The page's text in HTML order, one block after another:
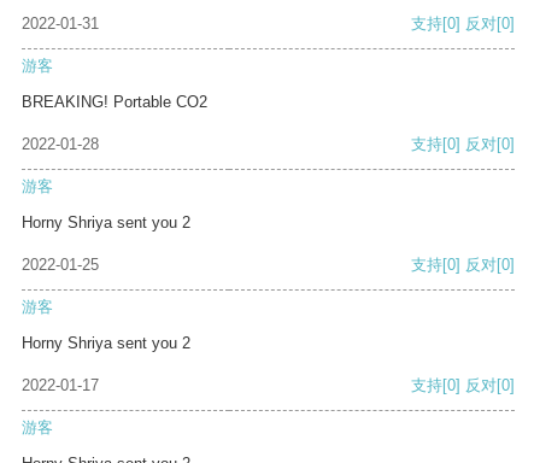
2022-01-31 支持[0] 反对[0]
游客
BREAKING! Portable CO2
2022-01-28 支持[0] 反对[0]
游客
Horny Shriya sent you 2
2022-01-25 支持[0] 反对[0]
游客
Horny Shriya sent you 2
2022-01-17 支持[0] 反对[0]
游客